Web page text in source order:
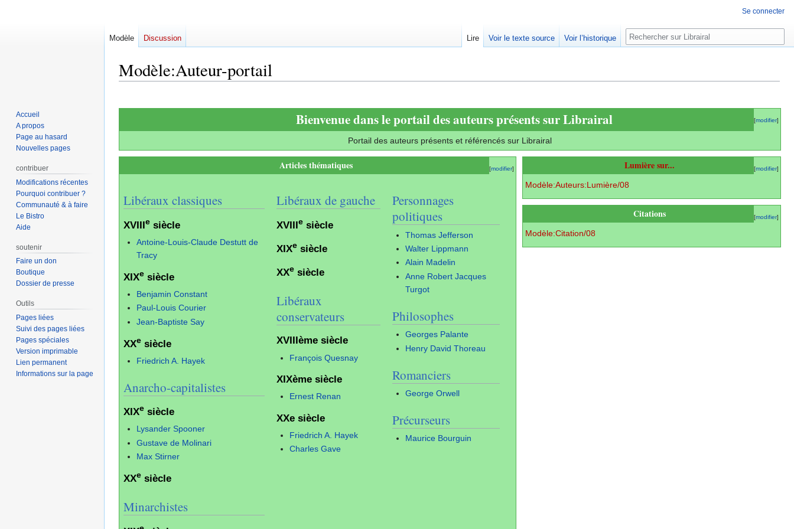
Modèle:Auteur-portail
à
à
[modifier]
Bienvenue dans le portail des auteurs présents sur Librairal
Portail des auteurs présents et référencés sur Librairal
[modifier]
Articles thématiques
Libéraux classiques
XVIIIe siècle
Antoine-Louis-Claude Destutt de
Tracy
XIXe siècle
Benjamin Constant
Paul-Louis Courier
Jean-Baptiste Say
XXe siècle
Friedrich A. Hayek
Anarcho-capitalistes
XIXe siècle
Lysander Spooner
Gustave de Molinari
Max Stirner
XXe siècle
Minarchistes
Libéraux de gauche
XVIIIe siècle
XIXe siècle
XXe siècle
Libéraux
conservateurs
XVIIIème siècle
François Quesnay
XIXème siècle
Ernest Renan
XXe siècle
Friedrich A. Hayek
Charles Gave
Personnages
politiques
Thomas Jefferson
Walter Lippmann
Alain Madelin
Anne Robert Jacques
Turgot
Philosophes
Georges Palante
Henry David Thoreau
Romanciers
George Orwell
Précurseurs
Maurice Bourguin
[modifier]
Lumière sur...
Modèle:Auteurs:Lumière/08
[modifier]
Citations
Modèle:Citation/08
Se connecter
Modèle Discussion Lire Voir le texte source Voir l’historique Rechercher
Accueil
A propos
Page au hasard
Nouvelles pages
contribuer
Modifications récentes
Pourquoi contribuer ?
Communauté & à faire
Le Bistro
Aide
soutenir
Faire un don
Boutique
Dossier de presse
Outils
Pages liées
Suivi des pages liées
Pages spéciales
Version imprimable
Lien permanent
Informations sur la page